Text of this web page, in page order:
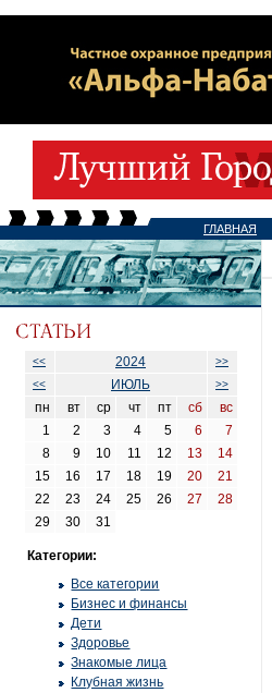
ГЛАВНАЯ
<< 2024
>>
<<
ИЮЛЬ >>
пн вт ср чт пт сб
вс
1
2 3 4 5 6
7
8
9 10 11 12 13
14
15
16 17 18 19 20
21
22
23 24 25 26 27
28
29
30 31
Категории:
Все категории
Бизнес и финансы
Дети
Здоровье
Знакомые лица
Клубная жизнь